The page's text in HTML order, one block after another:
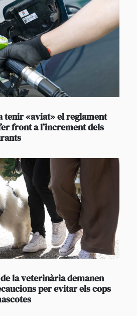
tenir «aviat» el reglament
front a l’increment dels
la veterinària demanen
per evitar els cops